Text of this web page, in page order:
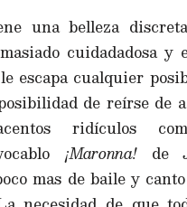
una belleza
cuidadadosa y
escapa cualquier
de reírse de
ridículos
¡Maronna! de
mas de baile y